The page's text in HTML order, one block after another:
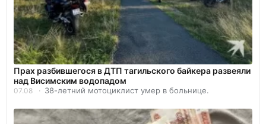
Прах разбившегося в ДТП тагильского байкера развеяли
над Висимским водопадом
07.08 38-летний мотоциклист умер в больнице.